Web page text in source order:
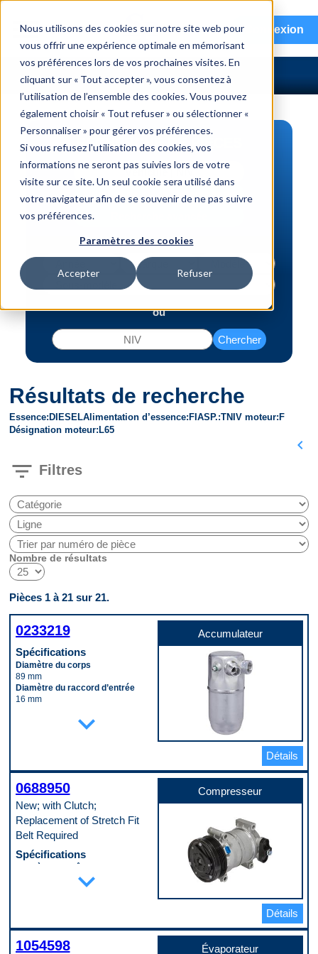
Nous utilisons des cookies sur notre site web pour
vous offrir une expérience optimale en mémorisant
vos préférences lors de vos prochaines visites. En
cliquant sur « Tout accepter », vous consentez à
l’utilisation de l’ensemble des cookies. Vous pouvez
également choisir « Tout refuser » ou sélectionner «
Personnaliser » pour gérer vos préférences.
Si vous refusez l'utilisation des cookies, vos
informations ne seront pas suivies lors de votre
visite sur ce site. Un seul cookie sera utilisé dans
votre navigateur afin de se souvenir de ne pas suivre
vos préférences.
Paramètres des cookies
Accepter Refuser
menu Connexion
RECHERCHE DE PIÈCES
Véhicule | NIV
Numéro de pièce | interchange
ou
Chercher
Résultats de recherche
Essence DIESELAlimentation d’essence FI ASP. TNIV moteur F
Désignation moteur L65
chevron_left
filter_list Filtres
Nombre de résultats
Pièces 1 à 21 sur 21.
0233219
Spécifications
Diamètre du corps
89 mm
Diamètre du raccord d’entrée
16 mm
expand_more
Accumulateur
Détails
0688950
New; with Clutch;
Replacement of Stretch Fit
Belt Required
Spécifications
Diamètre de lèvre de poulie
d’aspiration
expand_more
Compresseur
Détails
1054598 Évaporateur